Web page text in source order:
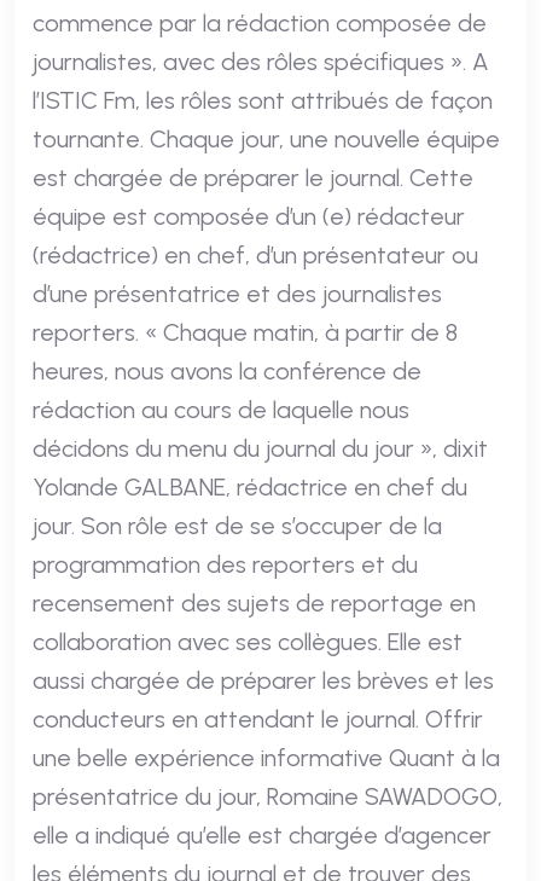
commence par la rédaction composée de
journalistes, avec des rôles spécifiques ». A
l’ISTIC Fm, les rôles sont attribués de façon
tournante. Chaque jour, une nouvelle équipe
est chargée de préparer le journal. Cette
équipe est composée d’un (e) rédacteur
(rédactrice) en chef, d’un présentateur ou
d’une présentatrice et des journalistes
reporters. « Chaque matin, à partir de 8
heures, nous avons la conférence de
rédaction au cours de laquelle nous
décidons du menu du journal du jour », dixit
Yolande GALBANE, rédactrice en chef du
jour. Son rôle est de se s’occuper de la
programmation des reporters et du
recensement des sujets de reportage en
collaboration avec ses collègues. Elle est
aussi chargée de préparer les brèves et les
conducteurs en attendant le journal. Offrir
une belle expérience informative Quant à la
présentatrice du jour, Romaine SAWADOGO,
elle a indiqué qu’elle est chargée d’agencer
les éléments du journal et de trouver des